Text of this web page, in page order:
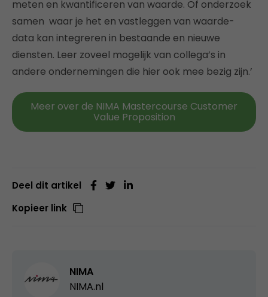
meten en kwantificeren van waarde. Of onderzoek
samen waar je het en vastleggen van waarde-
data kan integreren in bestaande en nieuwe
diensten. Leer zoveel mogelijk van collega’s in
andere ondernemingen die hier ook mee bezig zijn.’
Meer over de NIMA Mastercourse Customer
Value Proposition
Deel dit artikel
Kopieer link
NIMA
NIMA.nl